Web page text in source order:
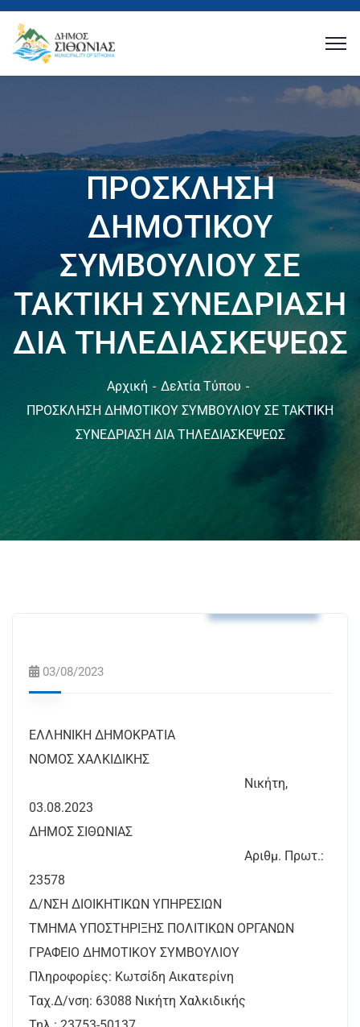
ΠΡΟΣΚΛΗΣΗ
ΔΗΜΟΤΙΚΟΥ
ΣΥΜΒΟΥΛΙΟΥ ΣΕ
ΤΑΚΤΙΚΗ ΣΥΝΕΔΡΙΑΣΗ
ΔΙΑ ΤΗΛΕΔΙΑΣΚΕΨΕΩΣ
Αρχική
Δελτία Τύπου
ΠΡΟΣΚΛΗΣΗ ΔΗΜΟΤΙΚΟΥ ΣΥΜΒΟΥΛΙΟΥ ΣΕ ΤΑΚΤΙΚΗ
ΣΥΝΕΔΡΙΑΣΗ ΔΙΑ ΤΗΛΕΔΙΑΣΚΕΨΕΩΣ
03/08/2023
ΕΛΛΗΝΙΚΗ ΔΗΜΟΚΡΑΤΙΑ
ΝΟΜΟΣ ΧΑΛΚΙΔΙΚΗΣ
Νικήτη,
03.08.2023
ΔΗΜΟΣ ΣΙΘΩΝΙΑΣ
Αριθμ. Πρωτ.:
23578
Δ/ΝΣΗ ΔΙΟΙΚΗΤΙΚΩΝ ΥΠΗΡΕΣΙΩΝ
ΤΜΗΜΑ ΥΠΟΣΤΗΡΙΞΗΣ ΠΟΛΙΤΙΚΩΝ ΟΡΓΑΝΩΝ
ΓΡΑΦΕΙΟ ΔΗΜΟΤΙΚΟΥ ΣΥΜΒΟΥΛΙΟΥ
Πληροφορίες: Κωτσίδη Αικατερίνη
Ταχ.Δ/νση: 63088 Νικήτη Χαλκιδικής